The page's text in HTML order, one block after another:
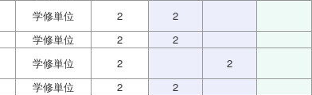
学修単位 2
2
学修単位 2
2
学修単位 2
2
学修単位 2
2